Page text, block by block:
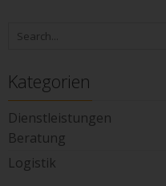
Kategorien
Dienstleistungen
Beratung
Logistik